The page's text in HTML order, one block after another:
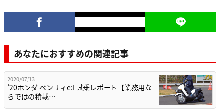
あなたにおすすめの関連記事
2020/07/13
’20ホンダ ベンリィe:I 試乗レポート【業務用な
らではの積載…